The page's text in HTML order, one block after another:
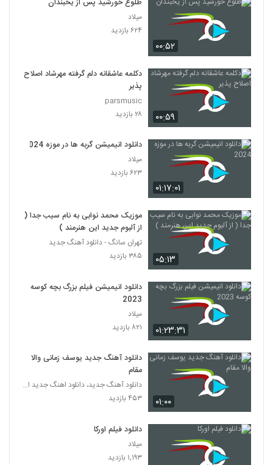
۰۰:۵۲
طلوع خورشید پس از یخبندان
میلاد
۶۲۴ بازدید
۰۰:۵۹
دکلمه عاشقانه دلم گرفته مهرشاد اصلاح
پذیر
parsmusic
۲۸ بازدید
۰۱:۱۷:۰۱
دانلود انیمیشن گربه ها در موزه 2024
میلاد
۶۲۳ بازدید
۰۵:۱۳
موزیک محمد نوابی به نام سیب جدا (
از آلبوم جدید این هنرمند )
تهران سانگ - دانلود آهنگ جدید
۳۸۵ بازدید
۰۱:۲۳:۳۱
دانلود انیمیشن فیلم بزرگ بچه‌ کوسه
2023
میلاد
۸۲۱ بازدید
۰۱:۰۰
دانلود آهنگ جدید یوسف زمانی والا
مقام
دانلود آهنگ جدید، دانلود اهنگ جدید ایرانی
۴۵۳ بازدید
دانلود فیلم اورکا
میلاد
۱,۱۹۳ بازدید